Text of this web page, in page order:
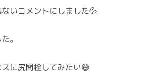
いコメントにしました💦
。
に尻間栓してみたい😅